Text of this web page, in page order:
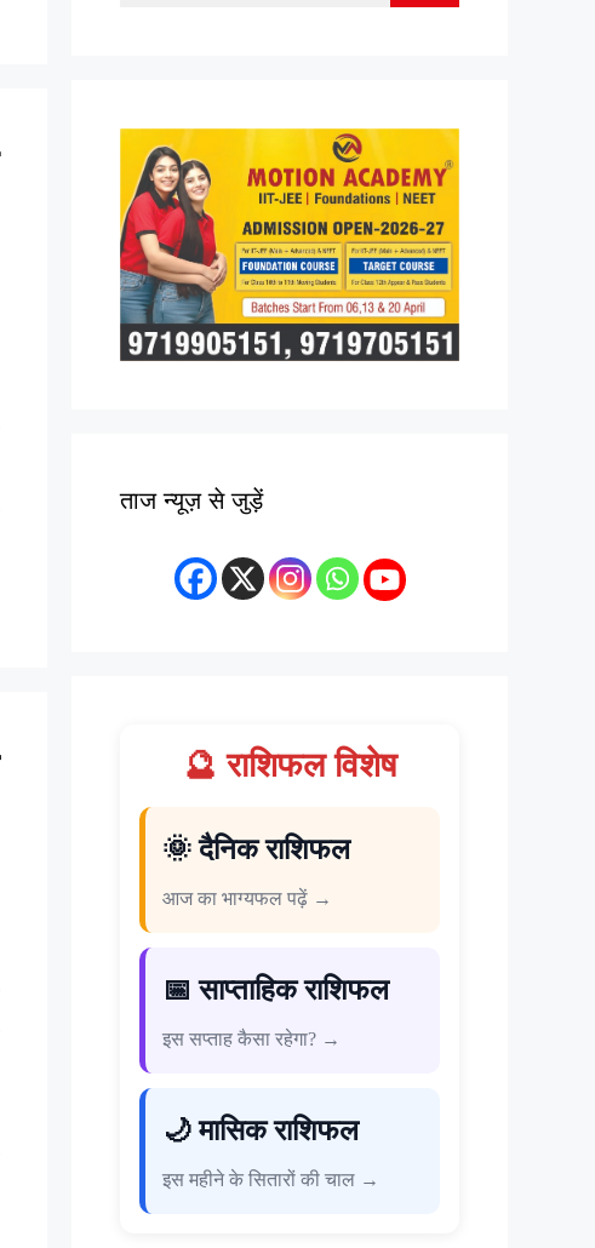
ताज न्यूज़ से जुड़ें
🔮 राशिफल विशेष
🌞 दैनिक राशिफल
आज का भाग्यफल पढ़ें →
📅 साप्ताहिक राशिफल
इस सप्ताह कैसा रहेगा? →
🌙 मासिक राशिफल
इस महीने के सितारों की चाल →